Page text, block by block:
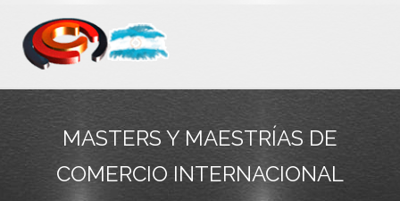
MASTERS Y MAESTRÍAS DE
COMERCIO INTERNACIONAL